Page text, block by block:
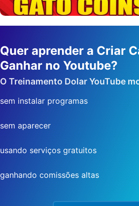
Quer aprender a Criar
Ganhar no Youtube?
O Treinamento Dolar YouTube
sem instalar programas
sem aparecer
usando serviços gratuitos
ganhando comissões altas